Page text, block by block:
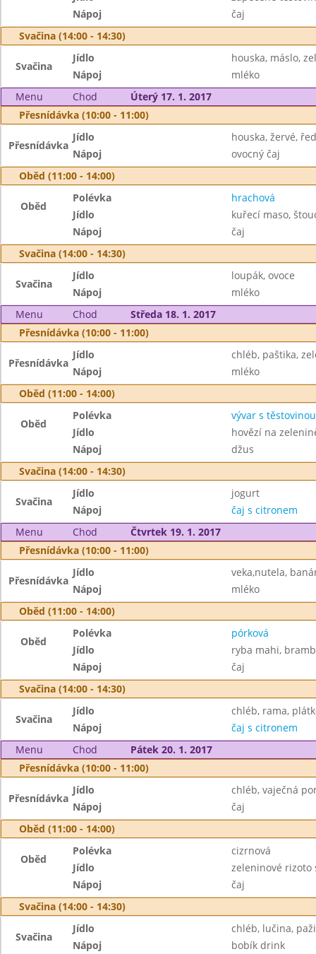
Nápoj
čaj
Svačina (14:00 - 14:30)
Svačina
Jídlo
houska, máslo,
Nápoj
mléko
Menu
Chod
Úterý 17. 1. 2017
Přesnídávka (10:00 - 11:00)
Přesnídávka
Jídlo
houska, žervé,
Nápoj
ovocný čaj
Oběd (11:00 - 14:00)
Oběd
Polévka
hrachová
Jídlo
kuřecí maso,
Nápoj
čaj
Svačina (14:00 - 14:30)
Svačina
Jídlo
loupák, ovoce
Nápoj
mléko
Menu
Chod
Středa 18. 1. 2017
Přesnídávka (10:00 - 11:00)
Přesnídávka
Jídlo
chléb, paštika,
Nápoj
mléko
Oběd (11:00 - 14:00)
Oběd
Polévka
vývar s těstovinou
Jídlo
hovězí na
Nápoj
džus
Svačina (14:00 - 14:30)
Svačina
Jídlo
jogurt
Nápoj
čaj s citronem
Menu
Chod
Čtvrtek 19. 1. 2017
Přesnídávka (10:00 - 11:00)
Přesnídávka
Jídlo
veka,nutela,
Nápoj
mléko
Oběd (11:00 - 14:00)
Oběd
Polévka
pórková
Jídlo
ryba mahi,
Nápoj
čaj
Svačina (14:00 - 14:30)
Svačina
Jídlo
chléb, rama,
Nápoj
čaj s citronem
Menu
Chod
Pátek 20. 1. 2017
Přesnídávka (10:00 - 11:00)
Přesnídávka
Jídlo
chléb, vaječná
Nápoj
čaj
Oběd (11:00 - 14:00)
Oběd
Polévka
cizrnová
Jídlo
zeleninové rizoto
Nápoj
čaj
Svačina (14:00 - 14:30)
Svačina
Jídlo
chléb, lučina,
Nápoj
bobík drink